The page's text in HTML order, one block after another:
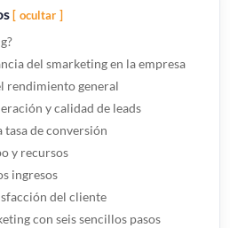
ocultar
del smarketing en la empresa
rendimiento general
y calidad de leads
tasa de conversión
y recursos
ingresos
del cliente
con seis sencillos pasos